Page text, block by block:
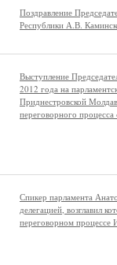
Поздравление
Республики А.В.
Выступление
2012 года на
Приднестровской
переговорного
Спикер парламента
делегацией, возглавил
переговорном процессе